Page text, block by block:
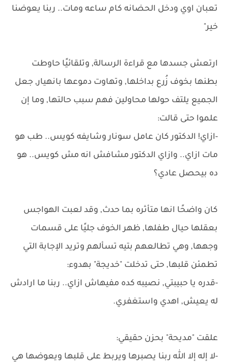
تعبان اوي ودخل الحضانه كام ساعه ومات.. ربنا يعوضنا
خير"
ارتعش جسدها مع قراءة الرسالة, وتلقائيًا حاوطت
بطنها بخوف زُرع بداخلها, وتهاوت دموعها بانهيار, جعل
الجميع يلتف حولها محاولين فهم سبب حالتها, وما إن
علموا حتى قالت:
-ازاي! الدكتور كان عامل سونار وشايفه كويس.. طب هو
مات ازاي.. وازاي الدكتور مشافش انه مش كويس.. هو
ده بيحصل عادي؟
كان واضحًا انها متأثره بما حدث, وقد لعبت الهواجس
بعقلها حيال طفلها, ظهر الخوف جليًا على قسمات
وجهها, وهي تطالعهم بتيه تسألهم وتريد الإجابة التي
تطمئن قلبها, حتى تدخلت "خديجة" بهدوء:
-قدره يا حبيبتي, نصيبه كده مفيهاش ازاي.. ربنا ما ارادش
له يعيش, اهدي واستغفري.
علقت "مديحة" بحزن حقيقي:
-لا إله إلا الله ربنا يصبرها ويربط على قلبها ويعوضها هي